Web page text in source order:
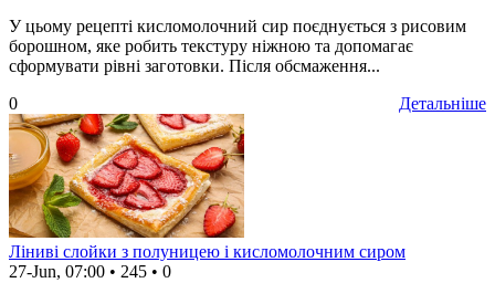
У цьому рецепті кисломолочний сир поєднується з рисовим
борошном, яке робить текстуру ніжною та допомагає
сформувати рівні заготовки. Після обсмаження...
Детальніше
0
Ліниві слойки з полуницею і кисломолочним сиром
27-Jun, 07:00 • 245 • 0